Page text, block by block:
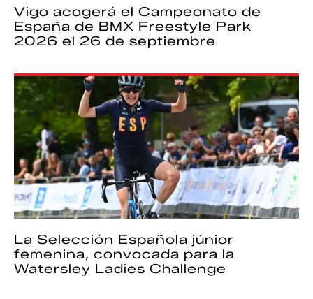
Vigo acogerá el Campeonato de
España de BMX Freestyle Park
2026 el 26 de septiembre
La Selección Española júnior
femenina, convocada para la
Watersley Ladies Challenge